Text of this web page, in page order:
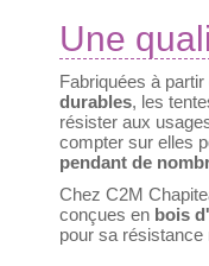
Une
Fabriquées à partir
durables, les
résister aux
compter sur elles
pendant de
Chez C2M
conçues en bois
pour sa résistance